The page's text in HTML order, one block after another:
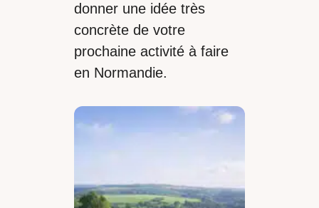
donner une idée très
concrète de votre
prochaine activité à faire
en Normandie.